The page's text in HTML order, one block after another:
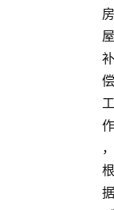
房
屋
补
偿
工
作
，
根
据